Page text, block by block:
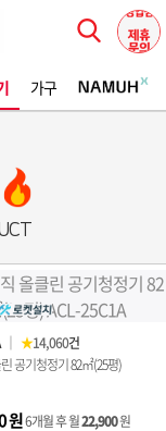
가구
★14,060건
공기청정기 82㎡(25평)
원6개월 후 월22,900원